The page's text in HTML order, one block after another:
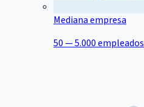
Mediana empresa
50 — 5.000 empleados